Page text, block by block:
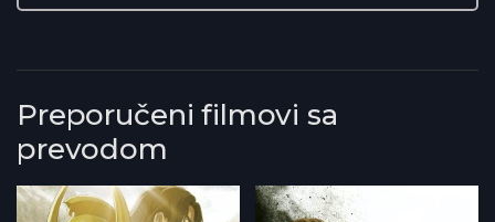
Preporučeni filmovi sa
prevodom